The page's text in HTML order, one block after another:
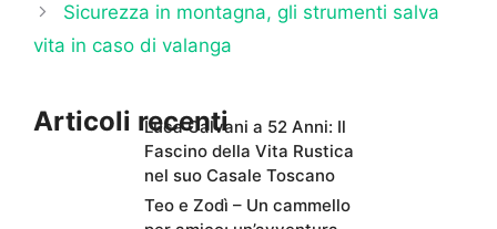
Sicurezza in montagna, gli strumenti salva
vita in caso di valanga
Articoli recentiLuca Calvani a 52 Anni: Il
Fascino della Vita Rustica
nel suo Casale Toscano
Teo e Zodì – Un cammello